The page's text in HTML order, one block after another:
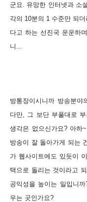
군요. 유망한 인터넷과 소
각의 10분의 1 수준만 되
다고 하는 선진국 운운하
니...
방통장이시니까 방송분
다만, 그 보단 부풀대로
생각은 없으신가요? 아하
방송이 잘 돌아가게 되는
가 웹사이트에도 있듯이
택으로 돌리는 것이라고
공익성을 높이는 일입니
우는 곳인가요?